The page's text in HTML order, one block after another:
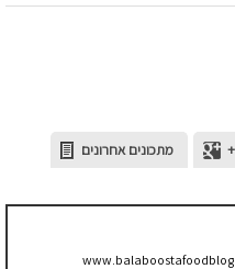
מתכונים אחרונים